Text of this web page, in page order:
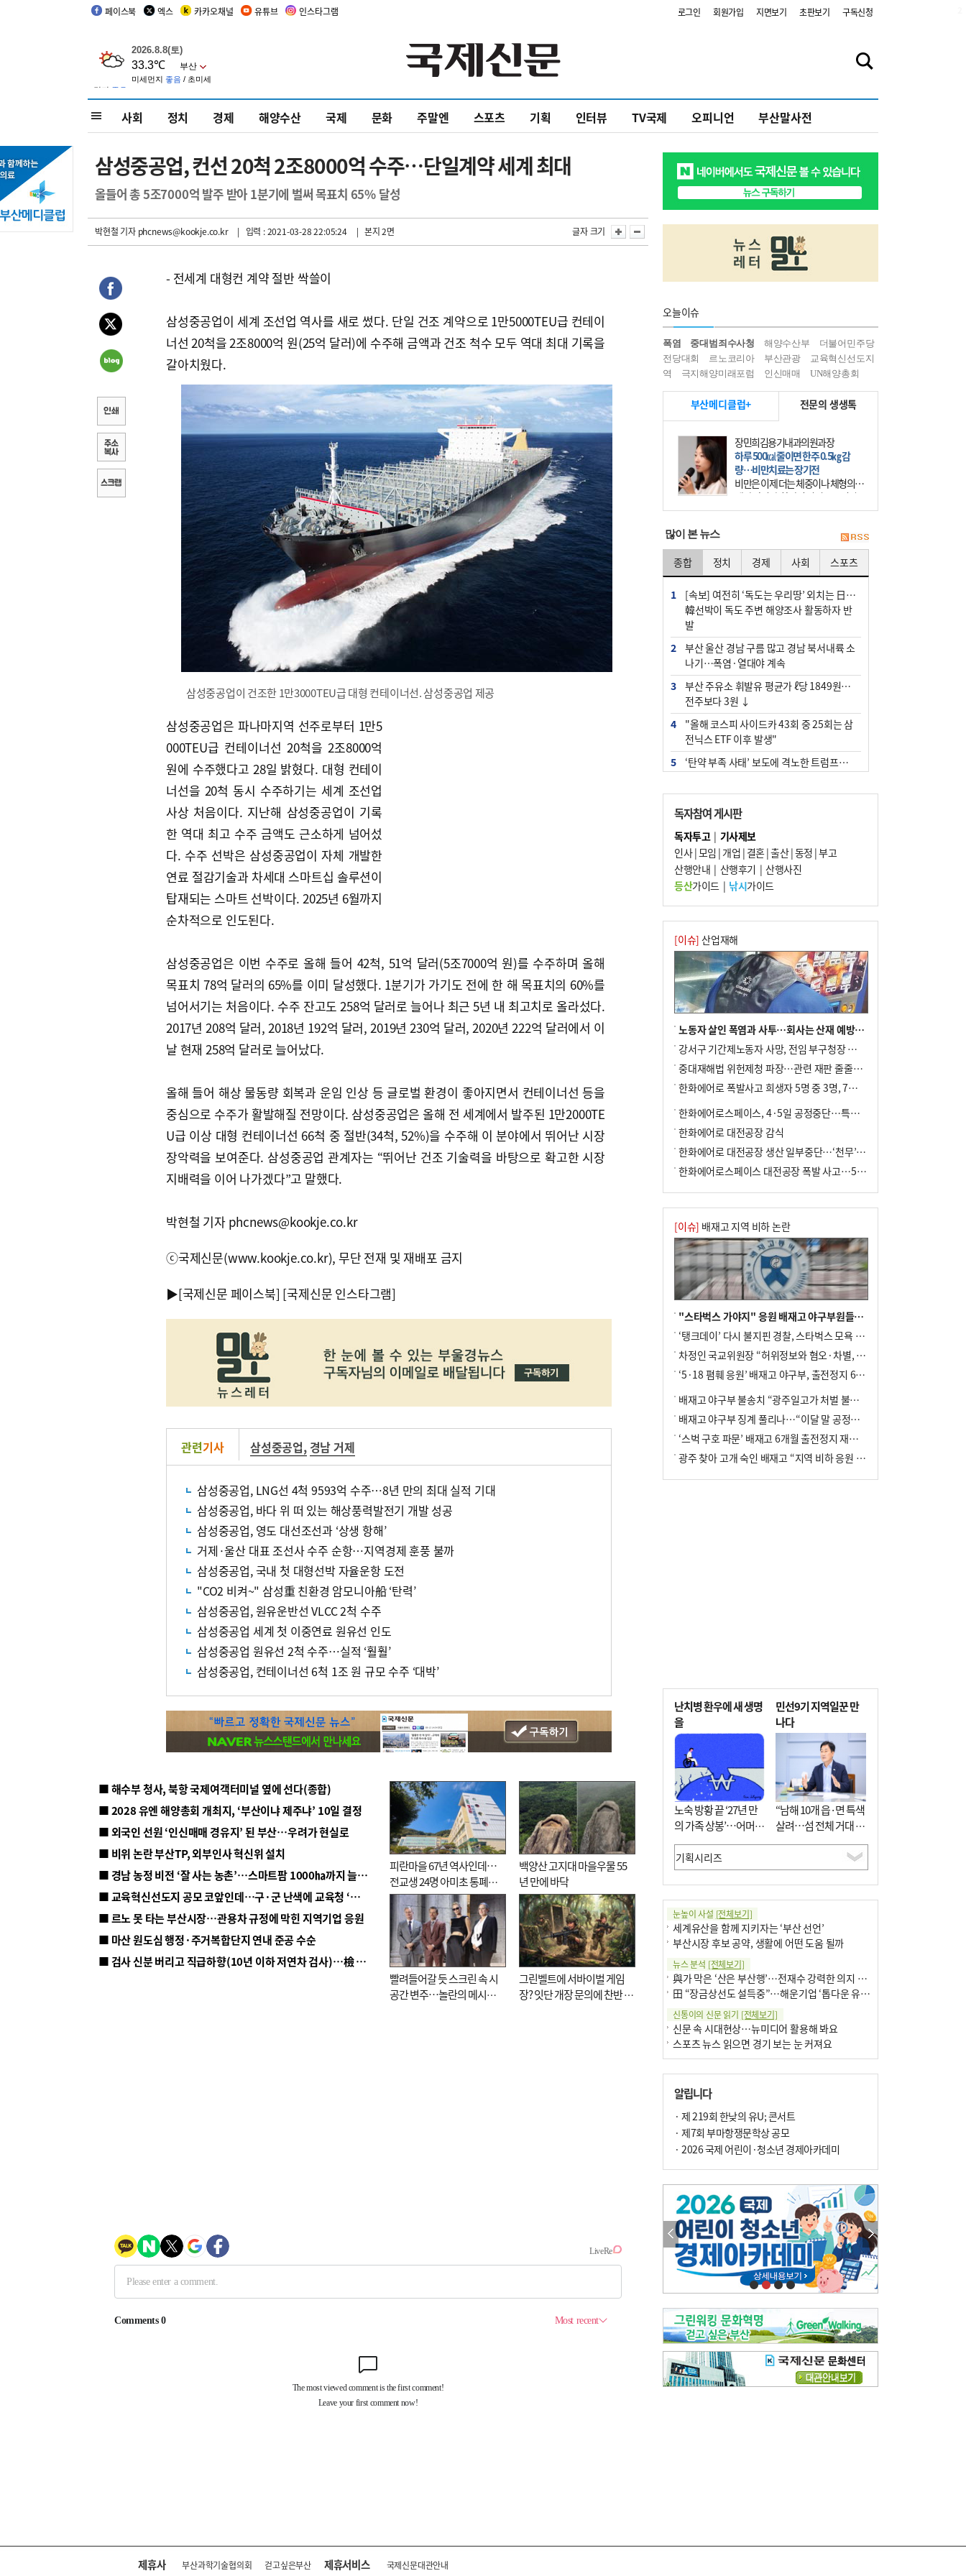
페이스북 엑스 카카오채널 유튜브 인스타그램 로그인 회원가입 지면보기 초판보기 구독신청
사회 정치 경제 해양수산 국제 문화 주말엔 스포츠 기획 인터뷰 TV국제 오피니언 부산말사전
삼성중공업, 컨선 20척 2조8000억 수주…단일계약 세계 최대
올들어 총 5조7000억 발주 받아 1분기에 벌써 목표치 65% 달성
박현철 기자phcnews@kookje.co.kr | 입력 : 2021-03-28 22:05:24 | 본지 2면 글자 크기
- 전세계 대형컨 계약 절반 싹쓸이
삼성중공업이 세계 조선업 역사를 새로 썼다. 단일 건조 계약으로 1만5000TEU급 컨테이
너선 20척을 2조8000억 원(25억 달러)에 수주해 금액과 건조 척수 모두 역대 최대 기록을
갈아치웠다.
삼성중공업이 건조한 1만3000TEU급 대형 컨테이너선. 삼성중공업 제공
삼성중공업은 파나마지역 선주로부터 1만5
000TEU급 컨테이너선 20척을 2조8000억
원에 수주했다고 28일 밝혔다. 대형 컨테이
너선을 20척 동시 수주하기는 세계 조선업
사상 처음이다. 지난해 삼성중공업이 기록
한 역대 최고 수주 금액도 근소하게 넘어섰
다. 수주 선박은 삼성중공업이 자체 개발한
연료 절감기술과 차세대 스마트십 솔루션이
탑재되는 스마트 선박이다. 2025년 6월까지
순차적으로 인도된다.
삼성중공업은 이번 수주로 올해 들어 42척, 51억 달러(5조7000억 원)를 수주하며 올해
목표치 78억 달러의 65%를 이미 달성했다. 1분기가 가기도 전에 한 해 목표치의 60%를
넘어서기는 처음이다. 수주 잔고도 258억 달러로 늘어나 최근 5년 내 최고치로 올라섰다.
2017년 208억 달러, 2018년 192억 달러, 2019년 230억 달러, 2020년 222억 달러에서 이
날 현재 258억 달러로 늘어났다.
올해 들어 해상 물동량 회복과 운임 인상 등 글로벌 환경이 좋아지면서 컨테이너선 등을
중심으로 수주가 활발해질 전망이다. 삼성중공업은 올해 전 세계에서 발주된 1만2000TE
U급 이상 대형 컨테이너선 66척 중 절반(34척, 52%)을 수주해 이 분야에서 뛰어난 시장
장악력을 보여준다. 삼성중공업 관계자는 “뛰어난 건조 기술력을 바탕으로 확고한 시장
지배력을 이어 나가겠다”고 말했다.
박현철 기자 phcnews@kookje.co.kr
ⓒ국제신문(www.kookje.co.kr), 무단 전재 및 재배포 금지
▶[국제신문 페이스북] [국제신문 인스타그램]
관련기사 삼성중공업, 경남 거제
삼성중공업, LNG선 4척 9593억 수주…8년 만의 최대 실적 기대
삼성중공업, 바다 위 떠 있는 해상풍력발전기 개발 성공
삼성중공업, 영도 대선조선과 ‘상생 항해’
거제·울산 대표 조선사 수주 순항…지역경제 훈풍 불까
삼성중공업, 국내 첫 대형선박 자율운항 도전
"CO2 비켜~" 삼성重 친환경 암모니아船 ‘탄력’
삼성중공업, 원유운반선 VLCC 2척 수주
삼성중공업 세계 첫 이중연료 원유선 인도
삼성중공업 원유선 2척 수주…실적 ‘훨훨’
삼성중공업, 컨테이너선 6척 1조 원 규모 수주 ‘대박’
■ 해수부 청사, 북항 국제여객터미널 옆에 선다(종합)
■ 2028 유엔 해양총회 개최지, ‘부산이냐 제주냐’ 10일 결정
■ 외국인 선원 ‘인신매매 경유지’ 된 부산…우려가 현실로
■ 비위 논란 부산TP, 외부인사 혁신위 설치
■ 경남 농정 비전 ‘잘 사는 농촌’…스마트팜 1000㏊까지 늘린다
■ 교육혁신선도지 공모 코앞인데…구·군 난색에 교육청 ‘쩔쩔’
■ 르노 못 타는 부산시장…관용차 규정에 막힌 지역기업 응원
■ 마산 원도심 행정·주거복합단지 연내 준공 수순
■ 검사 신분 버리고 직급하향(10년 이하 저연차 검사)…檢 중수청행 기피
피란마을 67년 역사인데…
전교생 24명 아미초 통폐합
기로
백양산 고지대 마을우물 55
년 만에 바닥
빨려들어갈 듯 스크린 속 시
공간 변주…놀란의 메시지
그린벨트에 서바이벌 게임
장? 잇단 개장 문의에 찬반 논
오늘이슈
폭염 중대범죄수사청 해양수산부
더불어민주당
전당대회
르노코리아 부산관광
교육혁신선도지
역
극지해양미래포럼 인신매매 UN해양총회
부산메디클럽+ 전문의 생생톡
장민희김용기내과의원과장
하루 500㎉ 줄이면 한주 0.5㎏ 감
량…비만치료는 장기전
비만은 이제 더는 체중이나 체형의 문
제가 아니다. 하나의 질병으로 인지
하고 치료와 관리를 해야 한다. 세계
많이 본 뉴스
종합 정치 경제 사회 스포츠
1
[속보] 여전히 ‘독도는 우리땅’ 외치는 日…
韓선박이 독도 주변 해양조사 활동하자 반
발
2
부산 울산 경남 구름 많고 경남 북서내륙 소
나기…폭염·열대야 계속
3
부산 주유소 휘발유 평균가 ℓ당 1849원…
전주보다 3원 ↓
4
"올해 코스피 사이드카 43회 중 25회는 삼
전닉스 ETF 이후 발생"
5
‘탄약 부족 사태’ 보도에 격노한 트럼프…
과…“현재는 부적절 행위 없어”
7
부산 앞바다에 기름 425ℓ 유출한 러시아 화
물선 적발
8
서울 중랑구서 흉기 난동…60대 남성 2명
사망
10 [2026 부산청소년극지체험탐험대 현장르
포] 2회 : 하늘에서 만난 얼음의 나라
독자참여 게시판
독자투고| 기사제보
인사|모임 | 개업 | 결혼|출산|동정 |부고
산행안내 | 산행후기 | 산행사진
등산가이드| 낚시가이드
[이슈] 산업재해
노동자 살인 폭염과 사투…회사는 산재 예방·전기료 절감 전력
강서구 기간제노동자 사망, 전임 부구청장 檢 송치
중대재해법 위헌제청 파장…관련 재판 줄줄이 브레이크
한화에어로 폭발사고 희생자 5명 중 3명, 7일 영면
한화에어로스페이스, 4·5일 공정중단…특별 안전점검
한화에어로 대전공장 감식
한화에어로 대전공장 생산 일부중단…‘천무’ 수출 비상
한화에어로스페이스 대전공장 폭발 사고…5명 사망·2명 부상(종합)
[이슈] 배재고 지역 비하 논란
"스타벅스 가야지" 응원 배재고 야구부원들, 학교서 징계 처분
‘탱크데이’ 다시 불지핀 경찰, 스타벅스 모욕 혐의 압수수색
차정인 국교위원장 “허위정보와 혐오·차별, 학교 교실까지 유입"
‘5·18 폄훼 응원’ 배재고 야구부, 출전정지 6개월→1개월 감경
배재고 야구부 불송치 “광주일고가 처벌 불원 의사 표해”
배재고 야구부 징계 풀리나…“이달 말 공정위서 재심의”
‘스벅 구호 파문’ 배재고 6개월 출전정지 재심 신청키로
광주 찾아 고개 숙인 배재고 “지역 비하 응원 잘못”(종합)
난치병 환우에 새 생명
을
노숙 방황 끝 ‘27년 만
의 가족 상봉’…어머니
와 행복 꿈꿔
민선9기 지역일꾼 만
나다
“남해 10개 읍·면 특색
살려…섬 전체 거대 정
원으로 조성”
눈높이 사설 [전체보기]
세계유산을 함께 지키자는 ‘부산 선언’
부산시장 후보 공약, 생활에 어떤 도움 될까
뉴스 분석 [전체보기]
與가 막은 ‘산은 부산행’…전재수 강력한 의지 표명 없인 공염불
田 “장금상선도 설득중”…해운기업 ‘톱다운 유치전’ 가속
신통이의 신문 읽기 [전체보기]
신문 속 시대현상…뉴미디어 활용해 봐요
스포츠 뉴스 읽으면 경기 보는 눈 커져요
구·군 승진 축하화분 관행 없애자니 소상공인 울상
팩트체크[전체보기]
의령 한우산 털중나리
한 손 뉴스[전체보기]
시민이 개발한 폭염 대응 앱 ‘그늘로’ 길안내 지도 등 인기
골목 맛집 발굴 고메 셀렉션…부산시, 페스티벌 시월 연계
오늘의 날씨-[전체보기]
오늘의 날씨- 2026년 8월 7일
오늘의 날씨- 2026년 8월 6일
우리 결혼해요-[전체보기]
우리 결혼해요- 김홍윤·정세빈 커플
알립니다
· 제 219회 한낮의 유U; 콘서트
· 제7회 부마항쟁문학상 공모
· 2026 국제 어린이·청소년 경제아카데미
제휴사 부산과학기술협의회 걷고싶은부산 제휴서비스 국제신문대관안내